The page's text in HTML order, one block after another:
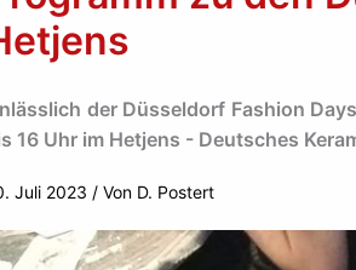
der Düsseldorf Fashion
16 Uhr im Hetjens - Deutsches
Juli 2023 / Von D. Postert